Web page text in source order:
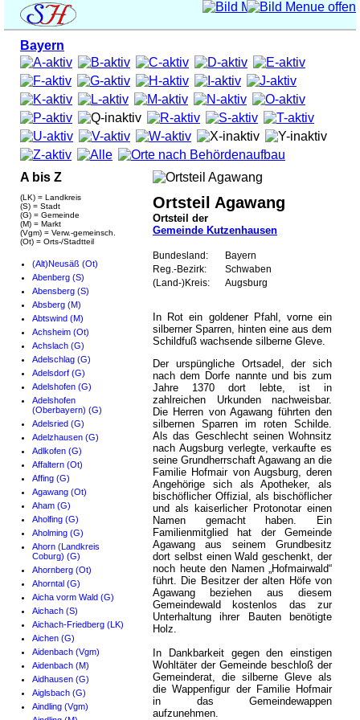
Bayern
A bis Z
(LK) = Landkreis
(S) = Stadt
(G) = Gemeinde
(M) = Markt
(Vgm) = Verw.-gemeinsch.
(Ot) = Orts-/Stadtteil
(Alt)Neusäß (Ot)
Abenberg (S)
Abensberg (S)
Absberg (M)
Abtswind (M)
Achsheim (Ot)
Achslach (G)
Adelschlag (G)
Adelsdorf (G)
Adelshofen (G)
Adelshofen
(Oberbayern) (G)
Adelsried (G)
Adelzhausen (G)
Adlkofen (G)
Affaltern (Ot)
Affing (G)
Agawang (Ot)
Aham (G)
Aholfing (G)
Aholming (G)
Ahorn (Landkreis
Coburg) (G)
Ahornberg (Ot)
Ahorntal (G)
Aicha vorm Wald (G)
Aichach (S)
Aichach-Friedberg (LK)
Aichen (G)
Aidenbach (Vgm)
Aidenbach (M)
Aidhausen (G)
Aiglsbach (G)
Aindling (Vgm)
Ortsteil Agawang
Ortsteil der
Gemeinde Kutzenhausen
Bundesland:
Bayern
Reg.-Bezirk:
Schwaben
(Land-)Kreis:
Augsburg
In Rot ein goldener Pfahl, vorne ein
silberner Sparren, hinten eine aus dem
Schildfuß wachsende silberne Gleve.
Der urspüngliche Ortsadel, der sich
nach dem Dorfe nannte und bis zum
Jahre 1370 dort lebte, ist in
zahlreichen Urkunden nachweisbar.
Die Herren von Agawang führten den
silbernen Sparren im roten Schilde.
Als das Geschlecht seinen Wohnsitz
nach Augsburg verlegte, verkaufte es
seine Grundherrschaft Agawang an die
Familie Hofmair von Augsburg, deren
Angehörige sich als Apotheker, als
bischöflicher Offizial, als bischöflicher
und als kaiserlicher Protonotar einen
Namen gemacht haben. Ein
Familienmitglied hat der Gemeinde
Agawang aus seinem Grundbesitz
dort selbst einen Wald geschenkt, der
noch heute den Namen „Hofmairwald“
führt. Die Besitzer der alten Höfe von
Agawang beziehen aus diesem
Gemeindewald kostenlos das zur
Unterhaltung ihrer Bauten benötigte
Holz.
In Dankbarkeit gegen den einstigen
Wohltäter der Gemeinde beschloß der
Gemeinderat, die silberne Gleve als
die Wappenfigur der Familie Hofmair
in das Gemeindewappen
aufzunehmen.